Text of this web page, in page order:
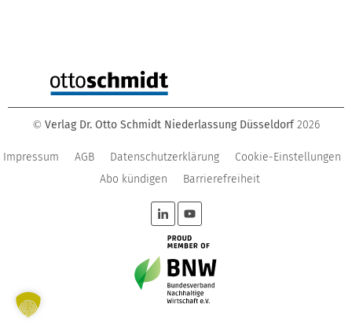
© Verlag Dr. Otto Schmidt Niederlassung Düsseldorf 2026
Impressum AGB Datenschutzerklärung
Cookie-Einstellungen
Abo kündigen
Barrierefreiheit